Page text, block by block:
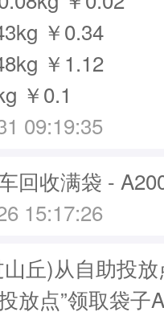
￥0.34
￥1.12
￥0.1
09:19:35
回收满袋 -
15:17:26
丘)从自助投
放点”领取袋子